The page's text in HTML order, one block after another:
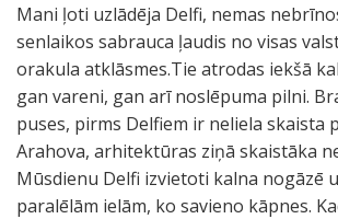
Mani ļoti uzlādēja Delfi, nemas
senlaikos sabrauca ļaudis no visas
orakula atklāsmes.Tie atrodas iekšā
gan vareni, gan arī noslēpuma pilni.
puses, pirms Delfiem ir neliela skaista
Arahova, arhitektūras ziņā skaistāka
Mūsdienu Delfi izvietoti kalna nogāzē
paralēlām ielām, ko savieno kāpnes.